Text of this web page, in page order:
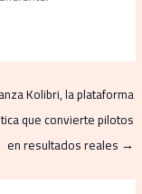
Kolibri, la plataforma
que convierte pilotos
en resultados reales →